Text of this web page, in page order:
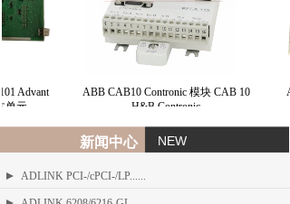
Advant
元
ABB CAB10 Contronic 模块 CAB 10
H&B Contronic
新闻中心 NEW
ADLINK PCI-/cPCI-/LP......